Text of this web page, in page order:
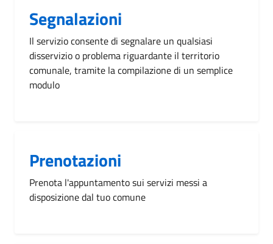
Segnalazioni
Il servizio consente di segnalare un qualsiasi
disservizio o problema riguardante il territorio
comunale, tramite la compilazione di un semplice
modulo
Prenotazioni
Prenota l'appuntamento sui servizi messi a
disposizione dal tuo comune